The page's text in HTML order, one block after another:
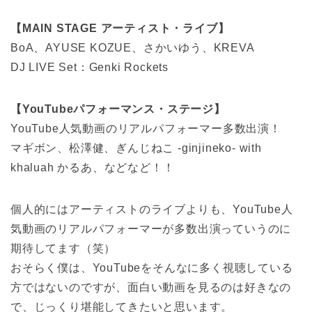
【MAIN STAGE アーティスト・ライブ】
BoA、AYUSE KOZUE、さかいゆう、KREVA
DJ LIVE Set：Genki Rockets
【YouTubeパフォーマンス・ステージ】
YouTube人気動画のリアルパフォーマー多数出演！
マギボン、松澤健、ぎんじねこ -ginjineko- with
khaluah かるあ、などなど！！
個人的にはアーティストのライブよりも、YouTube人
気動画のリアルパフォーマーが多数出演っていうのに
期待してます（笑）
おそらく僕は、YouTubeをそんなに多く視聴している
方ではないのですが、面白い動画を見るのは好きなの
で、じっくり堪能してきたいと思います。